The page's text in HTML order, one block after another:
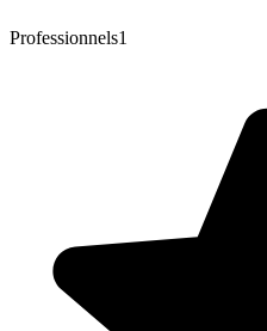
Professionnels1